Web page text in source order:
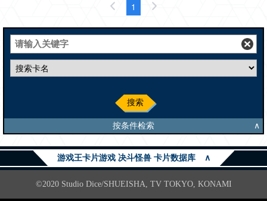
1
搜索
按条件检索 ∧
游戏王卡片游戏 决斗怪兽 卡片数据库 ∧
©2020 Studio Dice/SHUEISHA, TV TOKYO, KONAMI